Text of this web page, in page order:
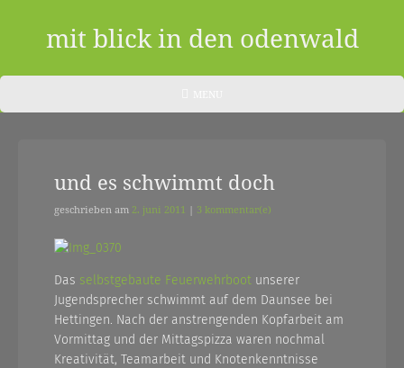
mit blick in den odenwald
blog
dem
odenwald
zwischendurch
und
nebenher…
und es schwimmt doch
geschrieben am 2. juni 2011 | 3 kommentar(e)
Das selbstgebaute Feuerwehrboot unserer
Jugendsprecher schwimmt auf dem Daunsee bei
Hettingen. Nach der anstrengenden Kopfarbeit am
Vormittag und der Mittagspizza waren nochmal
Kreativität, Teamarbeit und Knotenkenntnisse